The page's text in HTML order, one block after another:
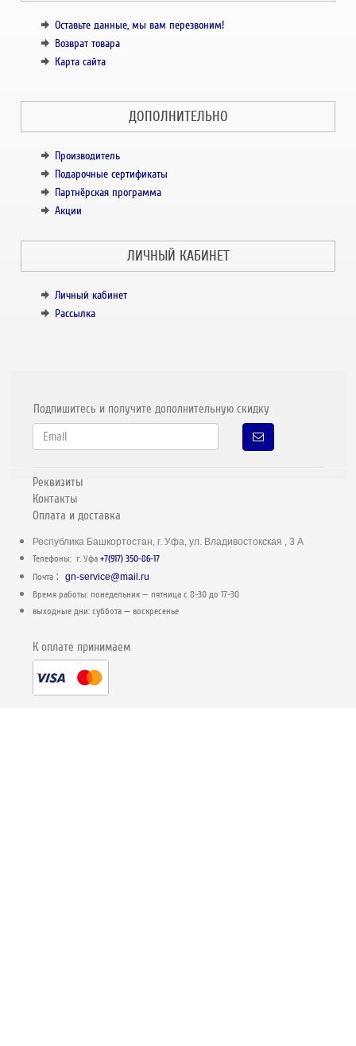
Оставьте данные, мы вам перезвоним!
Возврат товара
Карта сайта
ДОПОЛНИТЕЛЬНО
Производитель
Подарочные сертификаты
Партнёрская программа
Акции
ЛИЧНЫЙ КАБИНЕТ
Личный кабинет
Рассылка
Подпишитесь и получите дополнительную скидку
Реквизиты
Контакты
Оплата и доставка
Республика Башкортостан, г. Уфа, ул. Владивостокская , 3 А
Телефоны: г. Уфа+7(917) 350-86-17
Почта :gn-service@mail.ru
Время работы: понедельник — пятница c 8-30 до 17-30
выходные дни: суббота — воскресенье
К оплате принимаем